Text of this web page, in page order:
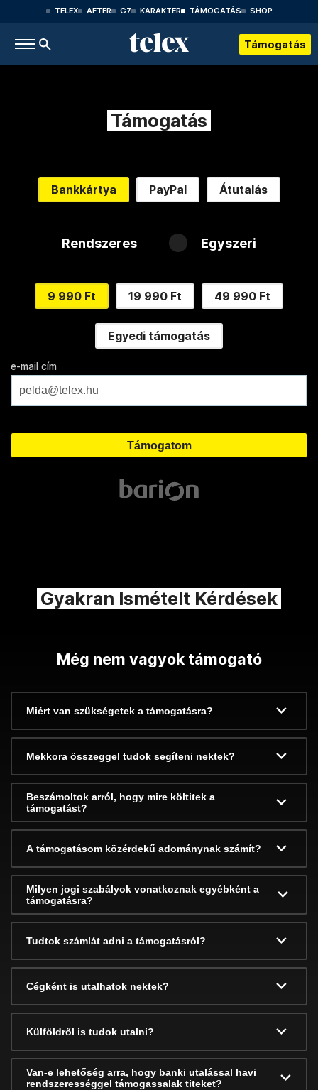
TELEX AFTER G7 KARAKTER TÁMOGATÁS SHOP
Támogatás
Támogatás
Bankkártya PayPal Átutalás
Rendszeres Egyszeri
9 990 Ft 19 990 Ft 49 990 Ft
Egyedi támogatás
e-mail cím
Gyakran Ismételt Kérdések
Még nem vagyok támogató
Miért van szükségetek a támogatásra?
Mekkora összeggel tudok segíteni nektek?
Beszámoltok arról, hogy mire költitek a
támogatást?
A támogatásom közérdekű adománynak számít?
Milyen jogi szabályok vonatkoznak egyébként a
támogatásra?
Tudtok számlát adni a támogatásról?
Cégként is utalhatok nektek?
Külföldről is tudok utalni?
Van-e lehetőség arra, hogy banki utalással havi
rendszerességgel támogassalak titeket?